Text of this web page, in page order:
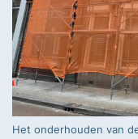
Robinson
Het onderhouden van